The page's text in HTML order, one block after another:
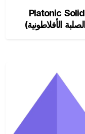
Platonic Solid